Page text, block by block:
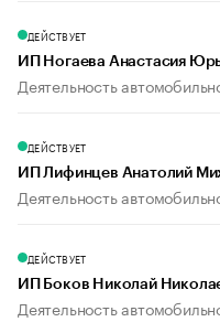
ДЕЙСТВУЕТ
ИП Ногаева Анастасия
Деятельность
ДЕЙСТВУЕТ
ИП Лифинцев Анатолий
Деятельность
ДЕЙСТВУЕТ
ИП Боков Николай
Деятельность